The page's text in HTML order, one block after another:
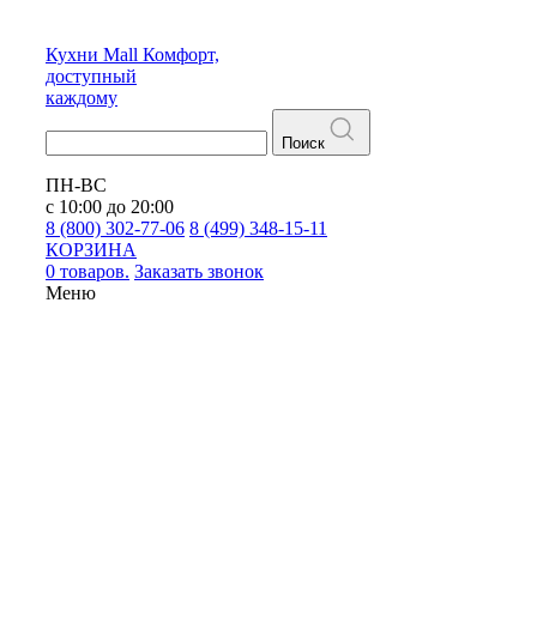
Кухни Mall Комфорт,
доступный
каждому
Поиск
ПН-ВС
с 10:00 до 20:00
8 (800) 302-77-06 8 (499) 348-15-11
КОРЗИНА
0 товаров. Заказать звонок
Меню